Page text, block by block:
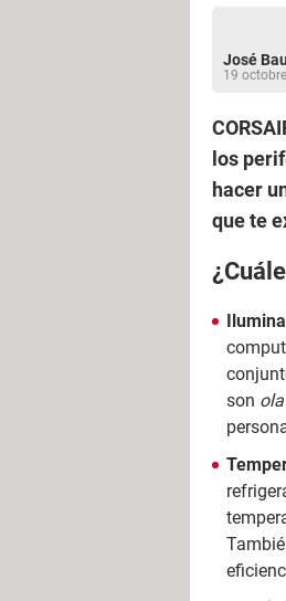
José
19
los
hacer
que te
son